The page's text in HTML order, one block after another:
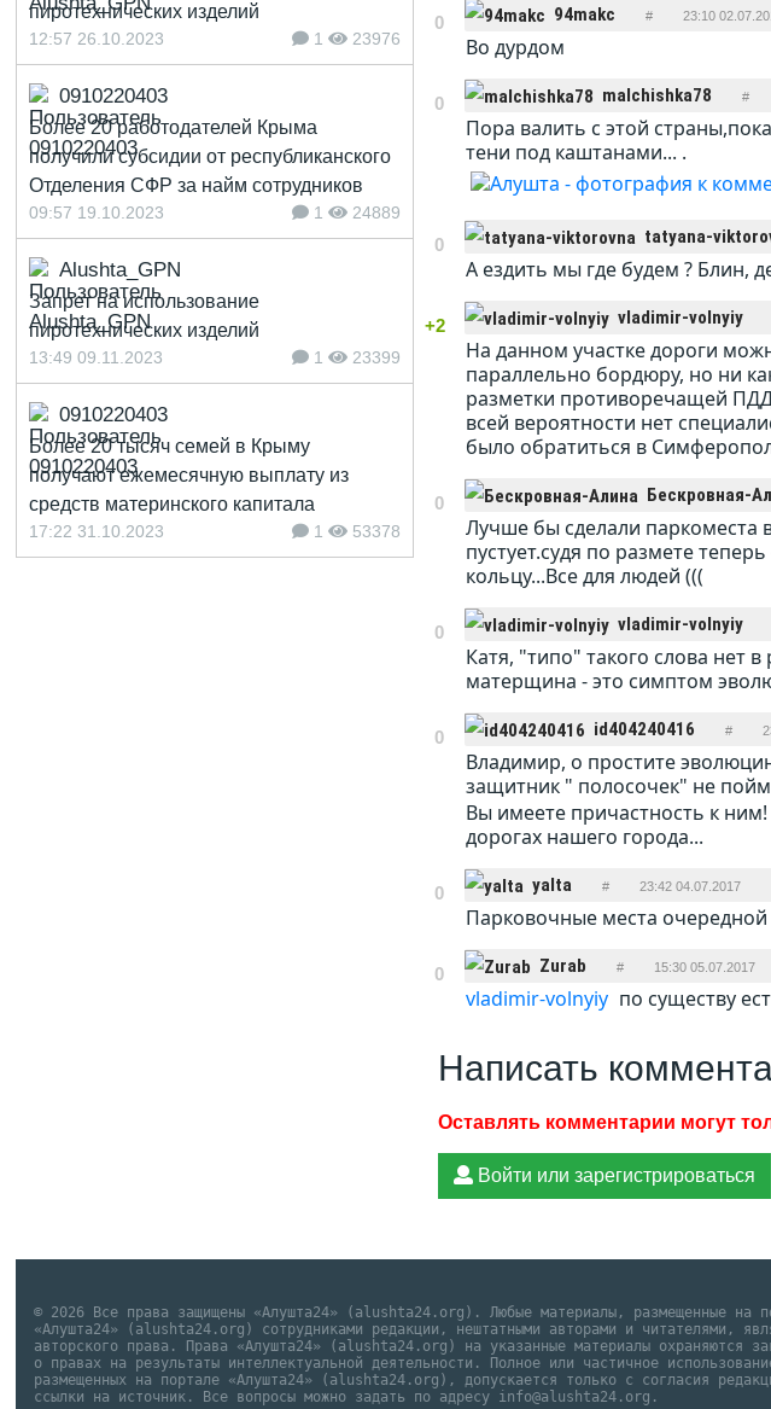
0 94makc # 23:10
Во дурдом
0 malchishka78 #
Пора валить с этой
тени под каштанами... .
0 tatyana-
А ездить мы где будем ? Блин,
+2 vladimir-volnyiy
На данном участке дороги
параллельно бордюру, но ни
разметки противоречащей
всей вероятности нет
было обратиться в
0 Бескровная-
Лучше бы сделали паркоместа
пустует.судя по размете
кольцу...Все для людей (((
0 vladimir-volnyiy
Катя, "типо" такого слова нет
матерщина - это симптом
0 id404240416 #
Владимир, о простите
защитник " полосочек" не
Вы имеете причастность к
дорогах нашего города...
0 yalta # 23:42 04.07.2017
Парковочные места очередной
0 Zurab # 15:30 05.07.2017
vladimir-volnyiy по существу
Написать
Войти или зарегистрироваться
пиротехнических изделий
12:57 26.10.2023 1 23976
0910220403
Более 20 работодателей Крыма
получили субсидии от республиканского
Отделения СФР за найм сотрудников
09:57 19.10.2023 1 24889
Alushta_GPN
Запрет на использование
пиротехнических изделий
13:49 09.11.2023 1 23399
0910220403
Более 20 тысяч семей в Крыму
получают ежемесячную выплату из
средств материнского капитала
17:22 31.10.2023 1 53378
© 2026 Все права защищены «Алушта24» (alushta24.org). Любые материалы, размещенные на
«Алушта24» (alushta24.org) сотрудниками редакции, нештатными авторами и читателями,
авторского права. Права «Алушта24» (alushta24.org) на указанные материалы охраняются
о правах на результаты интеллектуальной деятельности. Полное или частичное
размещенных на портале «Алушта24» (alushta24.org), допускается только с согласия
ссылки на источник. Все вопросы можно задать по адресу info@alushta24.org.